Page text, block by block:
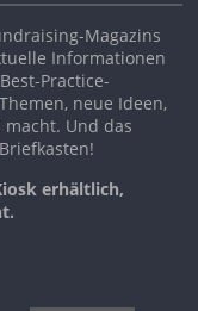
Magazins
Informationen
Practice-
neue Ideen,
Und das
erhältlich,